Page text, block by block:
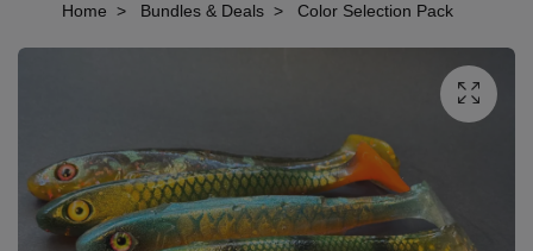
Home Bundles & Deals Color Selection Pack